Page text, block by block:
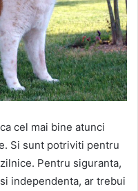
cel mai bine atunci
Si sunt potriviti pentru
Pentru siguranta,
independenta, ar trebui